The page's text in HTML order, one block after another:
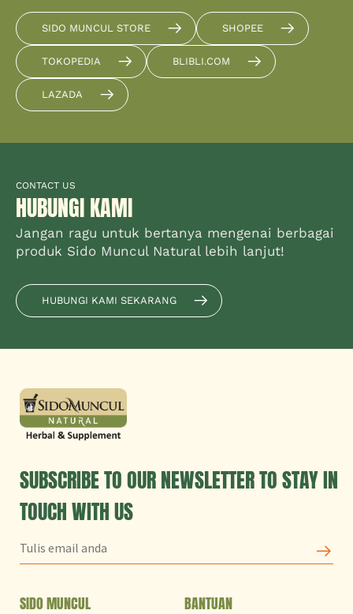
SIDO MUNCUL STORE SHOPEE
TOKOPEDIA BLIBLI.COM
LAZADA
CONTACT US
HUBUNGI KAMI
Jangan ragu untuk bertanya mengenai berbagai
produk Sido Muncul Natural lebih lanjut!
HUBUNGI KAMI SEKARANG
SUBSCRIBE TO OUR NEWSLETTER TO STAY IN
TOUCH WITH US
SIDO MUNCUL BANTUAN